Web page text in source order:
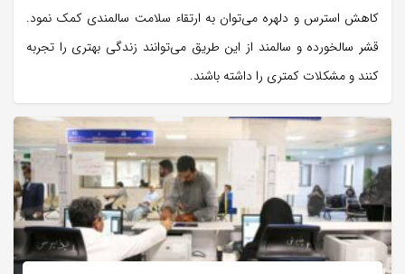
کاهش استرس و دلهره می‌توان به ارتقاء سلامت سالمندی کمک نمود.
قشر سالخورده و سالمند از این طریق می‌توانند زندگی بهتری را تجربه
کنند و مشکلات کمتری را داشته باشند.